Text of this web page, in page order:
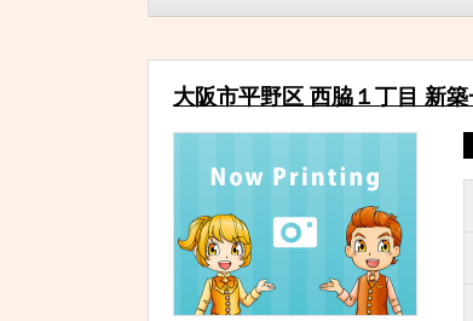
大阪市平野区 西脇１丁目 新